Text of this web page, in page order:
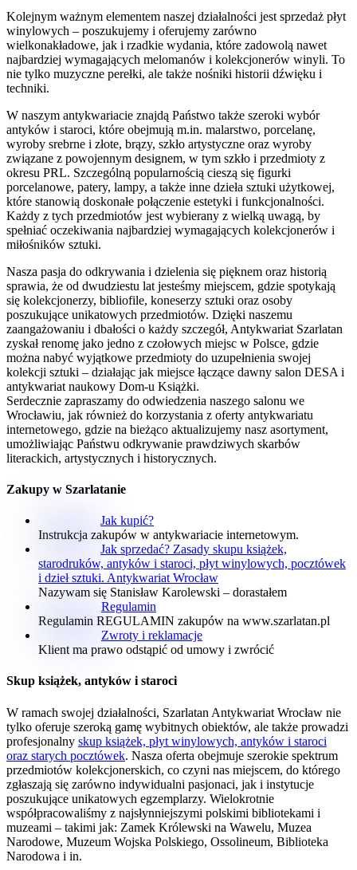
Kolejnym ważnym elementem naszej działalności jest sprzedaż płyt
winylowych – poszukujemy i oferujemy zarówno
wielkonakładowe, jak i rzadkie wydania, które zadowolą nawet
najbardziej wymagających melomanów i kolekcjonerów winyli. To
nie tylko muzyczne perełki, ale także nośniki historii dźwięku i
techniki.
W naszym antykwariacie znajdą Państwo także szeroki wybór
antyków i staroci, które obejmują m.in. malarstwo, porcelanę,
wyroby srebrne i złote, brązy, szkło artystyczne oraz wyroby
związane z powojennym designem, w tym szkło i przedmioty z
okresu PRL. Szczególną popularnością cieszą się figurki
porcelanowe, patery, lampy, a także inne dzieła sztuki użytkowej,
które stanowią doskonałe połączenie estetyki i funkcjonalności.
Każdy z tych przedmiotów jest wybierany z wielką uwagą, by
spełniać oczekiwania najbardziej wymagających kolekcjonerów i
miłośników sztuki.
Nasza pasja do odkrywania i dzielenia się pięknem oraz historią
sprawia, że od dwudziestu lat jesteśmy miejscem, gdzie spotykają
się kolekcjonerzy, bibliofile, koneserzy sztuki oraz osoby
poszukujące unikatowych przedmiotów. Dzięki naszemu
zaangażowaniu i dbałości o każdy szczegół, Antykwariat Szarlatan
zyskał renomę jako jedno z czołowych miejsc w Polsce, gdzie
można nabyć wyjątkowe przedmioty do uzupełnienia swojej
kolekcji sztuki – działając jak miejsce łączące dawny salon DESA i
antykwariat naukowy Dom-u Książki.
Serdecznie zapraszamy do odwiedzenia naszego salonu we
Wrocławiu, jak również do korzystania z oferty antykwariatu
internetowego, gdzie na bieżąco aktualizujemy nasz asortyment,
umożliwiając Państwu odkrywanie prawdziwych skarbów
literackich, artystycznych i historycznych.
Zakupy w Szarlatanie
Jak kupić?
Instrukcja zakupów w antykwariacie internetowym.
Jak sprzedać? Zasady skupu książek,
starodruków, antyków i staroci, płyt winylowych, pocztówek
i dzieł sztuki. Antykwariat Wrocław
Nazywam się Stanisław Karolewski – dorastałem
Regulamin
Regulamin REGULAMIN zakupów na www.szarlatan.pl
Zwroty i reklamacje
Klient ma prawo odstąpić od umowy i zwrócić
Skup książek, antyków i staroci
W ramach swojej działalności, Szarlatan Antykwariat Wrocław nie
tylko oferuje szeroką gamę wybitnych obiektów, ale także prowadzi
profesjonalny skup książek, płyt winylowych, antyków i staroci
oraz starych pocztówek. Nasza oferta obejmuje szerokie spektrum
przedmiotów kolekcjonerskich, co czyni nas miejscem, do którego
zgłaszają się zarówno indywidualni pasjonaci, jak i instytucje
poszukujące unikatowych egzemplarzy. Wielokrotnie
współpracowaliśmy z najsłynniejszymi polskimi bibliotekami i
muzeami – takimi jak: Zamek Królewski na Wawelu, Muzea
Narodowe, Muzeum Wojska Polskiego, Ossolineum, Biblioteka
Narodowa i in.